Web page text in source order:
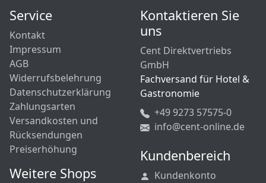
Service
Kontakt
Impressum
AGB
Widerrufsbelehrung
Datenschutzerklärung
Zahlungsarten
Versandkosten und
Rücksendungen
Preiserhöhung
Weitere Shops
Kontaktieren Sie
uns
Cent Direktvertriebs
GmbH
Fachversand für Hotel &
Gastronomie
+49 9273 57575-0
info@cent-online.de
Kundenbereich
Kundenkonto